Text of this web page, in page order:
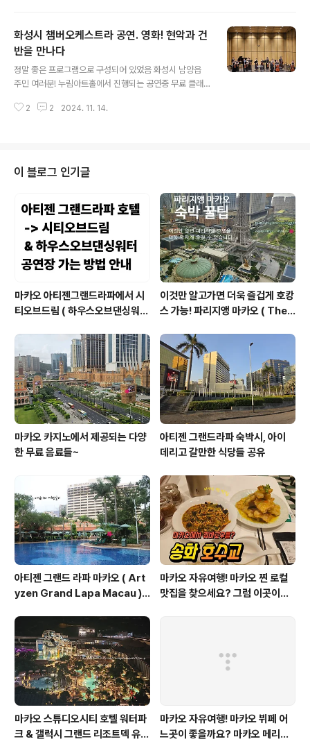
없어서 교육 받으러 갔던김에 책 대여도 했음민화1. 민화
2 화성시문화재단 자유공간29 성과공유내가 모니터링에
참여했던 공간서커스살롱 화성시 새솔동에서 했던 자유공
간29사업이었는데 굉장히 알찬 행사 화성시민 여러분 내
년에도 이런 행사가 있다면 꼭 참여해 보세요~
화성시 챔버오케스트라 공연. 영화! 현악과 건
반을 만나다
정말 좋은 프로그램으로 구성되어 있었음 화성시 남양읍
주민 여러분! 누림아트홀에서 진행되는 공연중 무료 클래
2 2 2024. 11. 14.
이 블로그 인기글
마카오 아티젠그랜드라파에서 시
티오브드림 ( 하우스오브댄싱워터
더너 셔틀 타고 가는 방법 안내 ( 성
인 분들은 이렇게 이동하는 방법도
가능해요 )
이것만 알고가면 더욱 즐겁게 호캉
스 가능! 파리지앵 마카오 ( The
공개!
마카오 카지노에서 제공되는 다양
한 무료 음료들~
아티젠 그랜드라파 숙박시, 아이
데리고 갈만한 식당들 공유
아티젠 그랜드 라파 마카오 ( Art
yzen Grand Lapa Macau )
마카오 자유여행! 마카오 찐 로컬
맛집을 찾으세요? 그럼 이곳이죠~
마카오 스튜디오시티 호텔 워터파
크 & 갤럭시 그랜드 리조트덱 유료
마카오 자유여행! 마카오 뷔페 어
느곳이 좋을까요? 마카오 메리어